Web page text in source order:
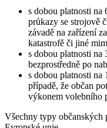
s dobou platnosti na
průkazy se strojově
závadě na zařízení
katastrofě či jiné
s dobou platnosti na
bezprostředně po
s dobou platnosti na
případě, že občan
výkonem volebního
Všechny typy občanských